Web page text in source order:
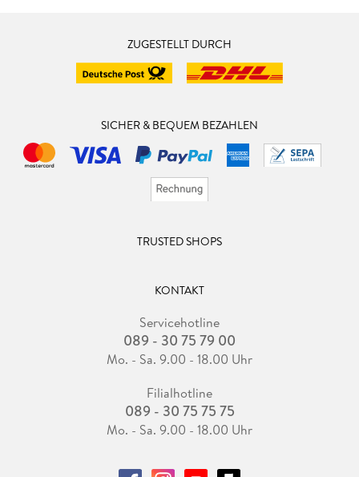
ZUGESTELLT DURCH
SICHER & BEQUEM BEZAHLEN
TRUSTED SHOPS
KONTAKT
Servicehotline
089 - 30 75 79 00
Mo. - Sa. 9.00 - 18.00 Uhr
Filialhotline
089 - 30 75 75 75
Mo. - Sa. 9.00 - 18.00 Uhr